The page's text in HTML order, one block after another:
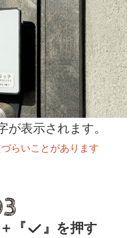
が表示されます。
らいことがあります
『 』を押す